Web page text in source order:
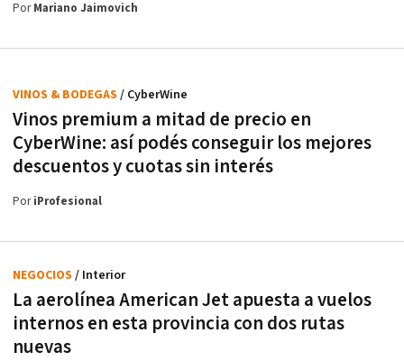
PorMariano Jaimovich
Vinos premium a mitad de precio en
CyberWine: así podés conseguir los mejores
descuentos y cuotas sin interés
VINOS & BODEGAS / CyberWine
PoriProfesional
La aerolínea American Jet apuesta a vuelos
internos en esta provincia con dos rutas
nuevas
NEGOCIOS / Interior